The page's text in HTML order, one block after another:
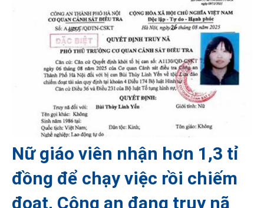
Nữ giáo viên nhận hơn 1,3 tỉ
đồng để chạy việc rồi chiếm
đoạt, Công an đang truy nã